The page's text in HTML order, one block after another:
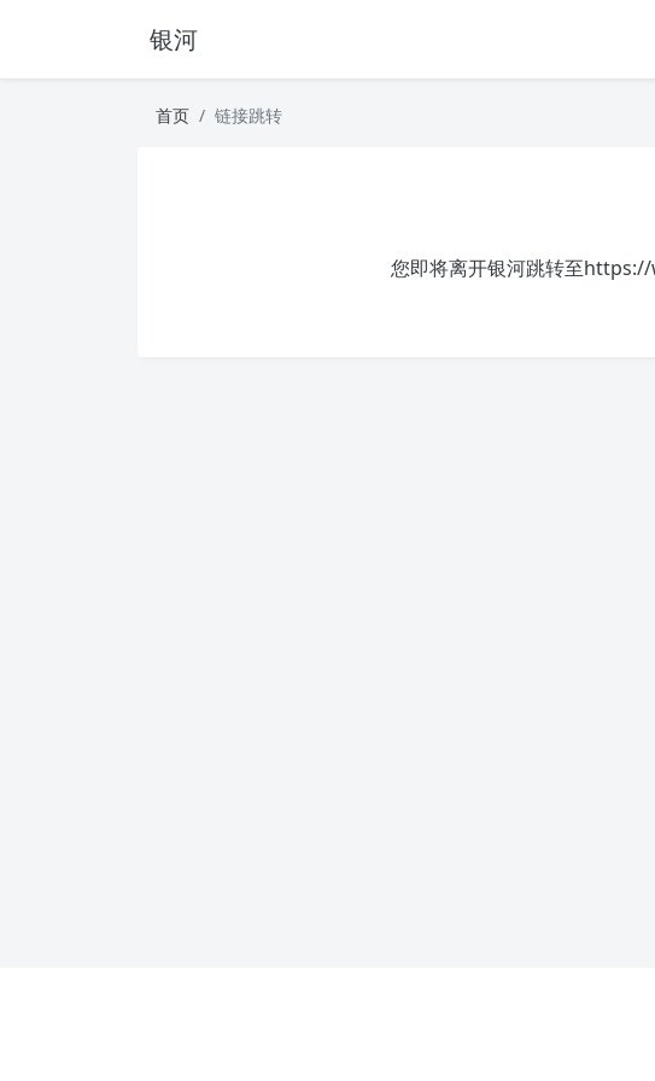
银河
首页 链接跳转
您即将离开银河跳转至https://